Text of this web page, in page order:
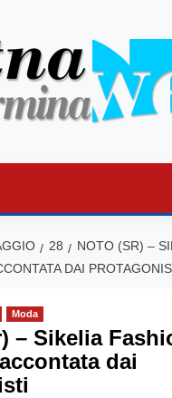
28
NOTO (SR) –
DAI
Moda
– Sikelia
dai